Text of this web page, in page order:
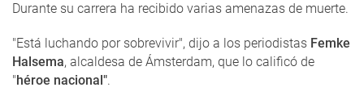
Durante su carrera ha recibido varias amenazas de muerte.
"Está luchando por sobrevivir", dijo a los periodistas Femke
Halsema, alcaldesa de Ámsterdam, que lo calificó de
"héroe nacional".